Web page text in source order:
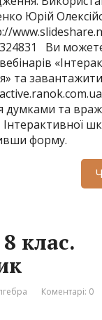
Юрій
Ви
та
думками та
Інтерактивної
форму.
клас.
Коментарі: 0